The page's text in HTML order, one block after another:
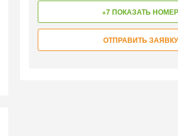
+7 ПОКАЗАТЬ НОМЕР
ОТПРАВИТЬ ЗАЯВКУ